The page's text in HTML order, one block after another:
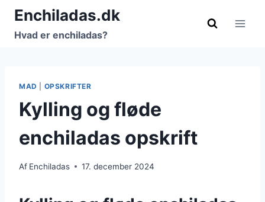
Fortsæt
indhold
Enchiladas.dk
Hvad er enchiladas?
MAD OPSKRIFTER
Kylling og fløde
enchiladas opskrift
Af Enchiladas 17. december 2024